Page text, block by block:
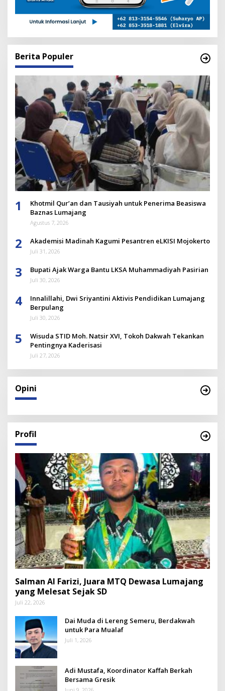
Berita Populer
1
Khotmil Qur’an dan Tausiyah untuk Penerima Beasiswa
Baznas Lumajang
Agustus 7, 2026
2 Akademisi Madinah Kagumi Pesantren eLKISI Mojokerto
Juli 31, 2026
3 Bupati Ajak Warga Bantu LKSA Muhammadiyah Pasirian
Juli 30, 2026
4
Innalillahi, Dwi Sriyantini Aktivis Pendidikan Lumajang
Berpulang
Juli 30, 2026
5
Wisuda STID Moh. Natsir XVI, Tokoh Dakwah Tekankan
Pentingnya Kaderisasi
Juli 27, 2026
Opini
Profil
Salman Al Farizi, Juara MTQ Dewasa Lumajang
yang Melesat Sejak SD
Juli 22, 2026
Dai Muda di Lereng Semeru, Berdakwah
untuk Para Mualaf
Juli 1, 2026
Adi Mustafa, Koordinator Kaffah Berkah
Bersama Gresik